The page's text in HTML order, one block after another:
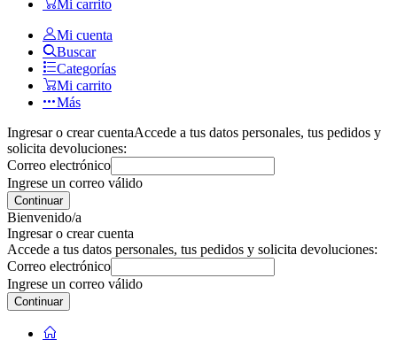
Mi carrito
Mi cuenta
Buscar
Categorías
Mi carrito
Más
Ingresar o crear cuentaAccede a tus datos personales, tus pedidos y
solicita devoluciones:
Correo electrónico
Ingrese un correo válido
Continuar
Bienvenido/a
Ingresar o crear cuenta
Accede a tus datos personales, tus pedidos y solicita devoluciones:
Correo electrónico
Ingrese un correo válido
Continuar